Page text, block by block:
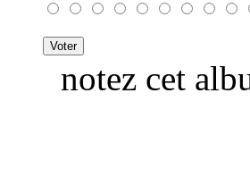
notez cet